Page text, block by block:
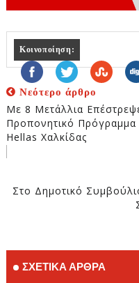
Κοινοποίηση:
Νεότερο άρθρο
Με 8 Μετάλλια
Προπονητικό
Hellas Χαλκίδας
Στο Δημοτικό
ΣΧΕΤΙΚΑ ΑΡΘΡΑ